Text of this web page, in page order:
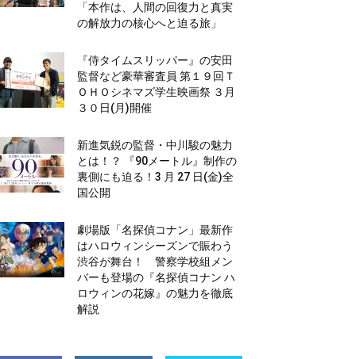
「本作は、人間の回復力と真実
の解放力の核心へと迫る旅」
『侍タイムスリッパー』の安田
監督など豪華審査員 第１９回Ｔ
ＯＨＯシネマズ学生映画祭 ３月
３０日(月)開催
新進気鋭の監督・中川駿の魅力
とは！？ 『90メートル』制作の
裏側にも迫る！3 月 27 日(金)全
国公開
劇場版「名探偵コナン」最新作
はハロウィンシーズンで賑わう
渋谷が舞台！ 警察学校組メン
バーも登場の『名探偵コナン ハ
ロウィンの花嫁』の魅力を徹底
解説